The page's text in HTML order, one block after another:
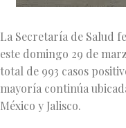
La Secretaría de Salud
este domingo 29 de
total de 993 casos
mayoría continúa
México y Jalisco.